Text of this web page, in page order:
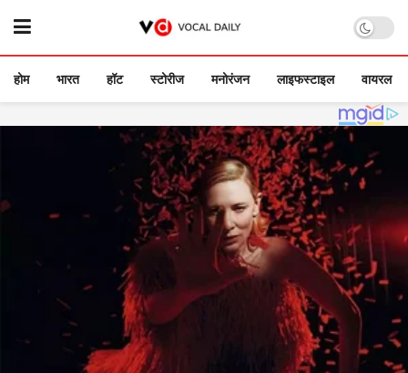
होम भारत हॉट स्टोरीज मनोरंजन लाइफस्टाइल वायरल